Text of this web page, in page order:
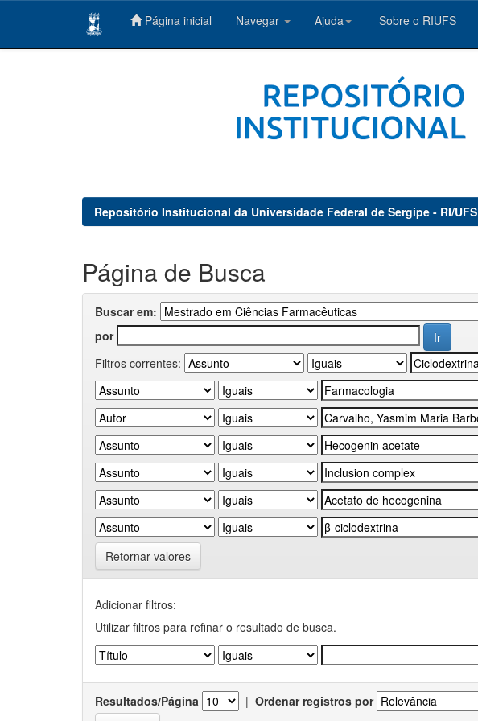
Página inicial Navegar Ajuda Sobre o RIUFS
Repositório Institucional da Universidade Federal de Sergipe - RI/UFS
Página de Busca
Buscar em:
por
Filtros correntes:
Retornar valores
Adicionar filtros:
Utilizar filtros para refinar o resultado de busca.
Resultados/Página | Ordenar registros por